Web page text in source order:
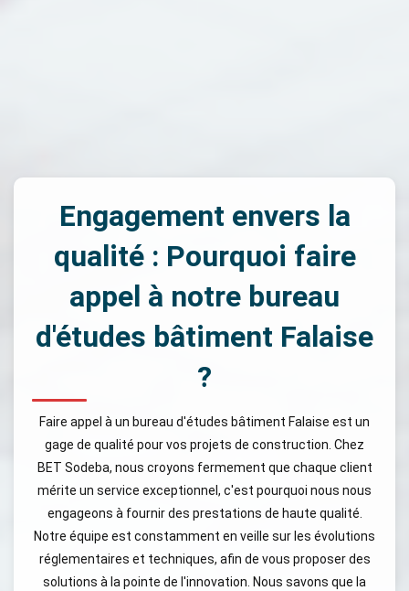
Engagement envers la
qualité : Pourquoi faire
appel à notre bureau
d'études bâtiment Falaise
?
Faire appel à un bureau d'études bâtiment Falaise est un
gage de qualité pour vos projets de construction. Chez
BET Sodeba, nous croyons fermement que chaque client
mérite un service exceptionnel, c'est pourquoi nous nous
engageons à fournir des prestations de haute qualité.
Notre équipe est constamment en veille sur les évolutions
réglementaires et techniques, afin de vous proposer des
solutions à la pointe de l'innovation. Nous savons que la